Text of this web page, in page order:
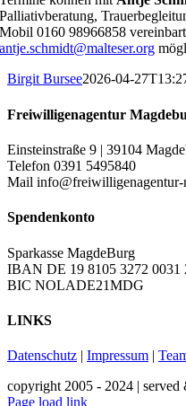
Palliativberatung,
Mobil 0160 98966858
antje.schmidt@malteser.org
Birgit Bursee2026-04-
Freiwilligenagentur
Einsteinstraße 9 | 39104
Telefon 0391 5495840
Mail info@freiwilligenagentur-
Spendenkonto
Sparkasse MagdeBurg
IBAN DE 19 8105 3272 0031
BIC NOLADE21MDG
LINKS
Datenschutz | Impressum |
copyright 2005 - 2024 | served
Facebook
Instagram
YouTube
Page load link